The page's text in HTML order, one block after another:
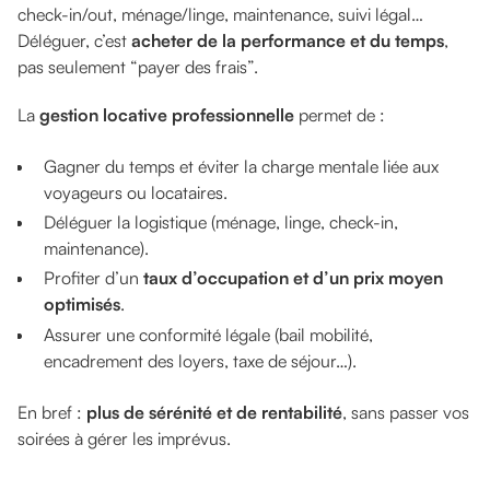
check-in/out, ménage/linge, maintenance, suivi légal…
Déléguer, c’est acheter de la performance et du temps,
pas seulement “payer des frais”.
La gestion locative professionnelle permet de :
Gagner du temps et éviter la charge mentale liée aux
voyageurs ou locataires.
Déléguer la logistique (ménage, linge, check-in,
maintenance).
Profiter d’un taux d’occupation et d’un prix moyen
optimisés.
Assurer une conformité légale (bail mobilité,
encadrement des loyers, taxe de séjour…).
En bref : plus de sérénité et de rentabilité, sans passer vos
soirées à gérer les imprévus.